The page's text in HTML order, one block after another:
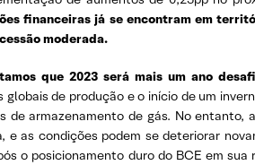
financeiras já se encontram em
moderada.
que 2023 será mais um ano
globais de produção e o início de um
de armazenamento de gás. No
e as condições podem se deteriorar
o posicionamento duro do BCE em